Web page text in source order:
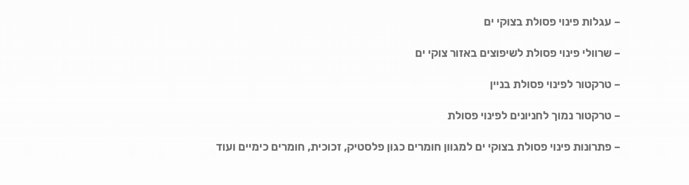
– עגלות פינוי פסולת בצוקי ים
– שרוולי פינוי פסולת לשיפוצים באזור צוקי ים
– טרקטור לפינוי פסולת בניין
– טרקטור נמוך לחניונים לפינוי פסולת
– פתרונות פינוי פסולת בצוקי ים למגוון חומרים כגון פלסטיק, זכוכית, חומרים כימיים ועוד